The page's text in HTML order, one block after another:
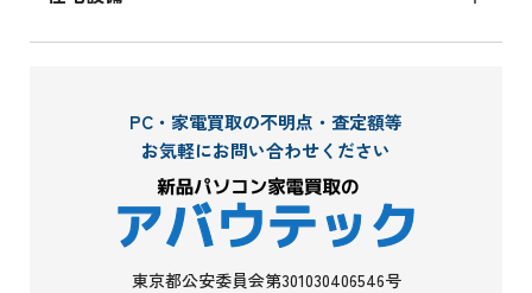
PC・家電買取の不明点・査定額等
お気軽にお問い合わせください
東京都公安委員会第301030406546号